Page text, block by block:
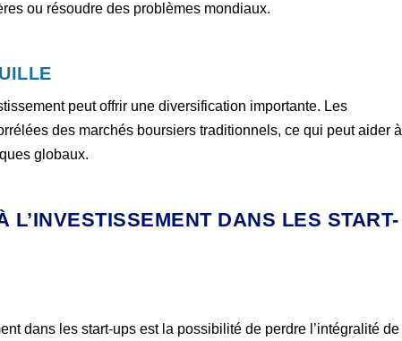
ou résoudre des problèmes mondiaux.
peut offrir une diversification importante. Les
des marchés boursiers traditionnels, ce qui peut aider à
globaux.
L’INVESTISSEMENT DANS LES START-
dans les start-ups est la possibilité de perdre l’intégralité de